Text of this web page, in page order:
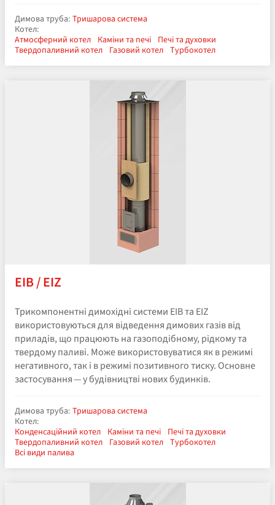
Димова труба: Тришарова система
Котел:
Атмосферний котел Каміни та печі Печі та духовки
Твердопаливний котел Газовий котел Турбокотел
EIB / EIZ
Трикомпонентні димохідні системи EIB та EIZ
використовуються для відведення димових газів від
приладів, що працюють на газоподібному, рідкому та
твердому паливі. Може використовуватися як в режимі
негативного, так і в режимі позитивного тиску. Основне
застосування — у будівництві нових будинків.
Димова труба: Тришарова система
Котел:
Конденсаційний котел Каміни та печі Печі та духовки
Твердопаливний котел Газовий котел Турбокотел
Всі види палива